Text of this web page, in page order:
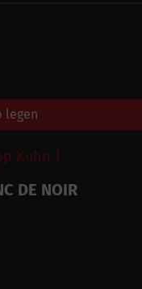
legen
Kuhn |
DE NOIR